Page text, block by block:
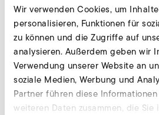
Wir verwenden Cookies, um
personalisieren, Funktionen für
zu können und die Zugriffe auf
analysieren. Außerdem geben wir
Verwendung unserer Website an
soziale Medien, Werbung und
Partner führen diese
weiteren Daten zusammen, die
h3
Materialnummer